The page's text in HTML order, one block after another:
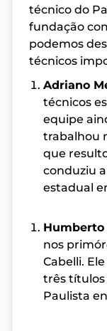
técnico do
fundação
podemos
técnicos
Adriano
técnicos
equipe
trabalhou
que
conduziu
estadual
Humberto
nos
Cabelli.
três títulos
Paulista